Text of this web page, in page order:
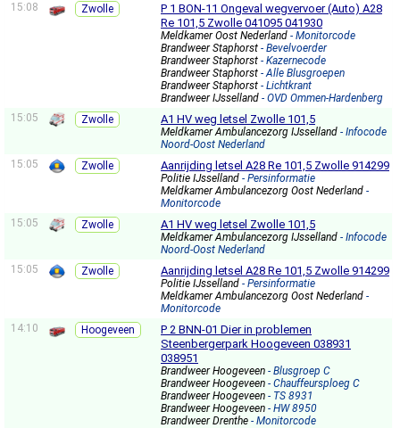
15:08
Zwolle
P 1 BON-11 Ongeval wegvervoer (Auto) A28
Re 101,5 Zwolle 041095 041930
Meldkamer Oost Nederland - Monitorcode
Brandweer Staphorst - Bevelvoerder
Brandweer Staphorst - Kazernecode
Brandweer Staphorst - Alle Blusgroepen
Brandweer Staphorst - Lichtkrant
Brandweer IJsselland - OVD Ommen-Hardenberg
15:05
Zwolle A1 HV weg letsel Zwolle 101,5
Meldkamer Ambulancezorg IJsselland - Infocode
Noord-Oost Nederland
15:05
Zwolle Aanrijding letsel A28 Re 101,5 Zwolle 914299
Politie IJsselland - Persinformatie
Meldkamer Ambulancezorg Oost Nederland -
Monitorcode
15:05
Zwolle A1 HV weg letsel Zwolle 101,5
Meldkamer Ambulancezorg IJsselland - Infocode
Noord-Oost Nederland
15:05
Zwolle Aanrijding letsel A28 Re 101,5 Zwolle 914299
Politie IJsselland - Persinformatie
Meldkamer Ambulancezorg Oost Nederland -
Monitorcode
14:10
Hoogeveen
P 2 BNN-01 Dier in problemen
Steenbergerpark Hoogeveen 038931
038951
Brandweer Hoogeveen - Blusgroep C
Brandweer Hoogeveen - Chauffeursploeg C
Brandweer Hoogeveen - TS 8931
Brandweer Hoogeveen - HW 8950
Brandweer Drenthe - Monitorcode